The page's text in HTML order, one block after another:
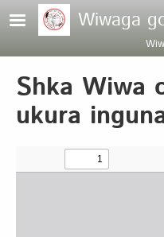
Pasar al contenido
Wiwaga
Shka Wiwa
ukura